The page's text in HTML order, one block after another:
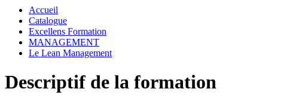
Accueil
Catalogue
Excellens Formation
MANAGEMENT
Le Lean Management
Descriptif de la formation